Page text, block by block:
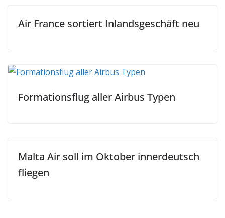
Air France sortiert Inlandsgeschäft neu
Formationsflug aller Airbus Typen
Malta Air soll im Oktober innerdeutsch
fliegen